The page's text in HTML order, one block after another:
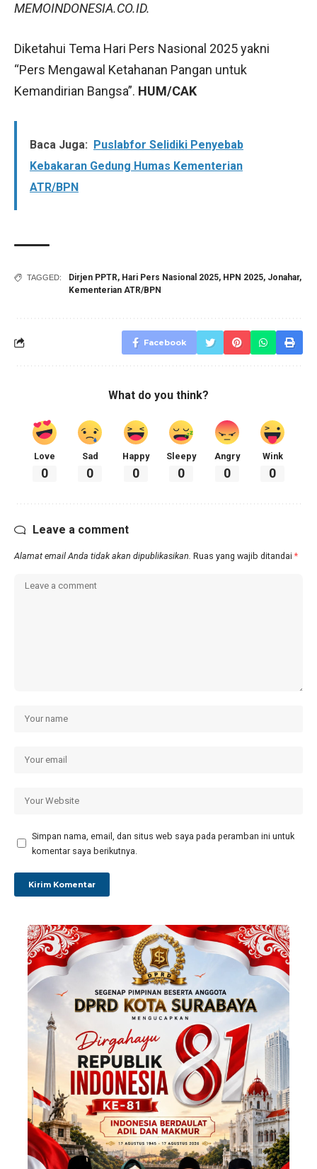
MEMOINDONESIA.CO.ID.
Diketahui Tema Hari Pers Nasional 2025 yakni
“Pers Mengawal Ketahanan Pangan untuk
Kemandirian Bangsa”. HUM/CAK
Baca Juga:
Puslabfor Selidiki Penyebab
Kebakaran Gedung Humas Kementerian
ATR/BPN
TAGGED: Dirjen PPTR, Hari Pers Nasional 2025, HPN 2025, Jonahar,
Kementerian ATR/BPN
Facebook
What do you think?
Love
0
Sad
0
Happy
0
Sleepy
0
Angry
0
Wink
0
Leave a comment
Alamat email Anda tidak akan dipublikasikan. Ruas yang wajib ditandai *
Simpan nama, email, dan situs web saya pada peramban ini untuk
komentar saya berikutnya.